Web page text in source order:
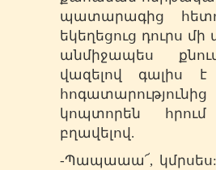
պատարագից
եկեղեցուց դուրս
անմիջապես
վազելով գալիս
կոպտորեն
բղավելով.
-Պապաաա՜, կմրսես: